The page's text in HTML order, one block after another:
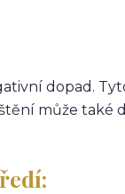
dopad.
může také